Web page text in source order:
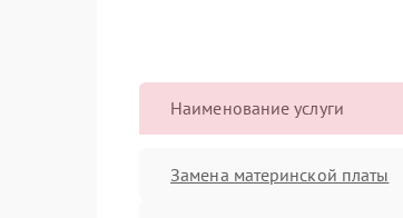
Наименование услуги
Замена материнской платы